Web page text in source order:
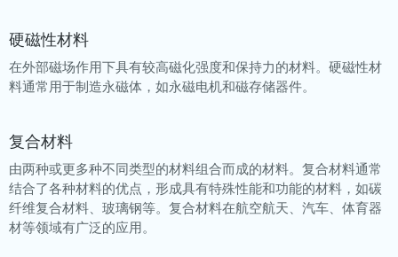
硬磁性材料
在外部磁场作用下具有较高磁化强度和保持力的材料。硬磁性材
料通常用于制造永磁体，如永磁电机和磁存储器件。
复合材料
由两种或更多种不同类型的材料组合而成的材料。复合材料通常
结合了各种材料的优点，形成具有特殊性能和功能的材料，如碳
纤维复合材料、玻璃钢等。复合材料在航空航天、汽车、体育器
材等领域有广泛的应用。